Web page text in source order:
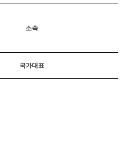
소속
국가대표